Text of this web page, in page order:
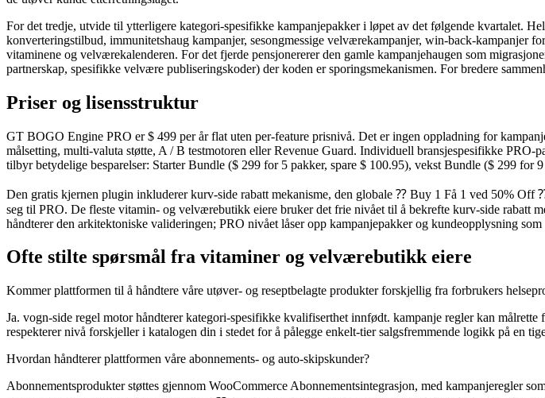
For det tredje, utvide til ytterligere kategori-spesifikke kampanjepakker i løpet av det følgende kvartalet.
konverteringstilbud, immunitetshaug kampanjer, sesongmessige velværekampanjer, win-back-kampanjer
vitaminene og velværekalenderen. For det fjerde pensjonererer den gamle kampanjehaugen som
partnerskap, spesifikke velvære publiseringskoder) der koden er sporingsmekanismen. For bredere
Priser og lisensstruktur
GT BOGO Engine PRO er $ 499 per år flat uten per-feature prisnivå. Det er ingen oppladning for
målsetting, multi-valuta støtte, A / B testmotoren eller Revenue Guard. Individuell bransjespesifikke
tilbyr betydelige besparelser: Starter Bundle ($ 299 for 5 pakker, spare $ 100.95), vekst Bundle ($ 299 for
Den gratis kjernen plugin inkluderer kurv-side rabatt mekanisme, den globale ⁇ Buy 1 Få 1 ved 50%
seg til PRO. De fleste vitamin- og velværebutikk eiere bruker det frie nivået til å bekrefte kurv-side rabatt
håndterer den arkitektoniske valideringen; PRO nivået låser opp kampanjepakker og kundeopplysning
Ofte stilte spørsmål fra vitaminer og velværebutikk eiere
Kommer plattformen til å håndtere våre utøver- og reseptbelagte produkter forskjellig fra forbrukers
Ja. vogn-side regel motor håndterer kategori-spesifikke kvalifiserthet innfødt. kampanje regler kan
respekterer nivå forskjeller i katalogen din i stedet for å pålegge enkelt-tier salgsfremmende logikk på en
Hvordan håndterer plattformen våre abonnements- og auto-skipskunder?
Abonnementsprodukter støttes gjennom WooCommerce Abonnementsintegrasjon, med kampanjeregler